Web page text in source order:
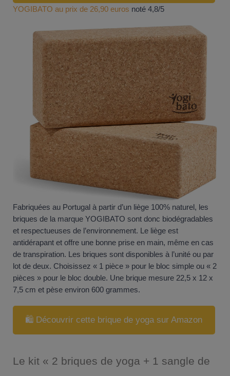
YOGIBATO au prix de 26,90 euros noté 4,8/5
Fabriquées au Portugal à partir d’un liège 100% naturel, les
briques de la marque YOGIBATO sont donc biodégradables
et respectueuses de l’environnement. Le liège est
antidérapant et offre une bonne prise en main, même en cas
de transpiration. Les briques sont disponibles à l’unité ou par
lot de deux. Choisissez « 1 pièce » pour le bloc simple ou « 2
pièces » pour le bloc double. Une brique mesure 22,5 x 12 x
7,5 cm et pèse environ 600 grammes.
🛍️ Découvrir cette brique de yoga sur Amazon
Le kit « 2 briques de yoga + 1 sangle de